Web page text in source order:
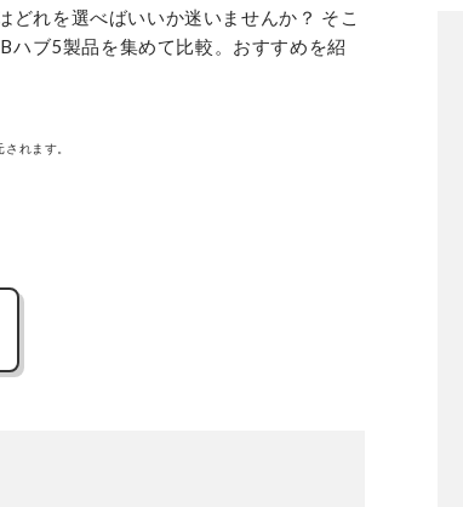
れを選べばいいか迷いませんか？ そこ
ハブ5製品を集めて比較。おすすめを紹
れます。